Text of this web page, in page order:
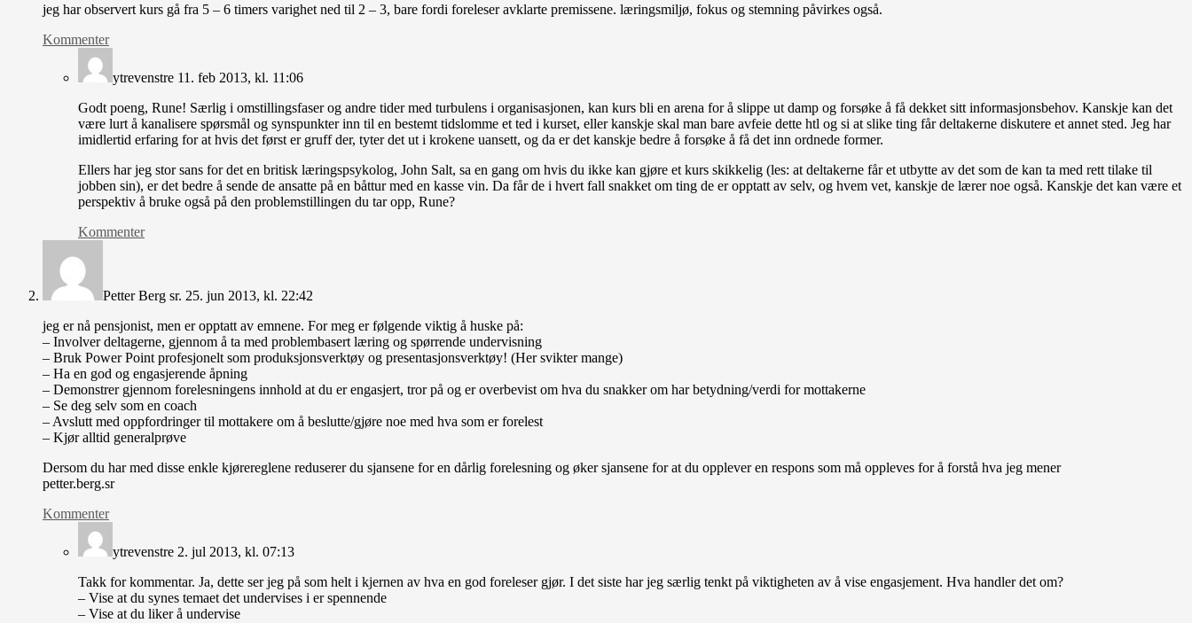
jeg har observert kurs gå fra 5 – 6 timers varighet ned til 2 – 3, bare fordi foreleser avklarte premissene. læringsmiljø, fokus og stemning påvirkes også.
Kommenter
ytrevenstre 11. feb 2013, kl. 11:06
Godt poeng, Rune! Særlig i omstillingsfaser og andre tider med turbulens i organisasjonen, kan kurs bli en arena for å slippe ut damp og forsøke å få dekket sitt informasjonsbehov. Kanskje kan det
være lurt å kanalisere spørsmål og synspunkter inn til en bestemt tidslomme et ted i kurset, eller kanskje skal man bare avfeie dette htl og si at slike ting får deltakerne diskutere et annet sted. Jeg har
imidlertid erfaring for at hvis det først er gruff der, tyter det ut i krokene uansett, og da er det kanskje bedre å forsøke å få det inn ordnede former.
Ellers har jeg stor sans for det en britisk læringspsykolog, John Salt, sa en gang om hvis du ikke kan gjøre et kurs skikkelig (les: at deltakerne får et utbytte av det som de kan ta med rett tilake til
jobben sin), er det bedre å sende de ansatte på en båttur med en kasse vin. Da får de i hvert fall snakket om ting de er opptatt av selv, og hvem vet, kanskje de lærer noe også. Kanskje det kan være et
perspektiv å bruke også på den problemstillingen du tar opp, Rune?
Kommenter
Petter Berg sr. 25. jun 2013, kl. 22:42
jeg er nå pensjonist, men er opptatt av emnene. For meg er følgende viktig å huske på:
– Involver deltagerne, gjennom å ta med problembasert læring og spørrende undervisning
– Bruk Power Point profesjonelt som produksjonsverktøy og presentasjonsverktøy! (Her svikter mange)
– Ha en god og engasjerende åpning
– Demonstrer gjennom forelesningens innhold at du er engasjert, tror på og er overbevist om hva du snakker om har betydning/verdi for mottakerne
– Se deg selv som en coach
– Avslutt med oppfordringer til mottakere om å beslutte/gjøre noe med hva som er forelest
– Kjør alltid generalprøve
Dersom du har med disse enkle kjørereglene reduserer du sjansene for en dårlig forelesning og øker sjansene for at du opplever en respons som må oppleves for å forstå hva jeg mener
petter.berg.sr
Kommenter
ytrevenstre 2. jul 2013, kl. 07:13
Takk for kommentar. Ja, dette ser jeg på som helt i kjernen av hva en god foreleser gjør. I det siste har jeg særlig tenkt på viktigheten av å vise engasjement. Hva handler det om?
– Vise at du synes temaet det undervises i er spennende
– Vise at du liker å undervise